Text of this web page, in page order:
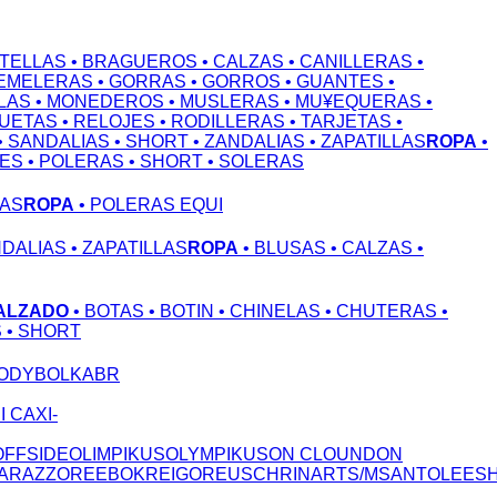
• BRAGUEROS • CALZAS • CANILLERAS •
• GORRAS • GORROS • GUANTES •
• MONEDEROS • MUSLERAS • MU¥EQUERAS •
• RELOJES • RODILLERAS • TARJETAS •
SANDALIAS • SHORT • ZANDALIAS • ZAPATILLAS ROPA •
• POLERAS • SHORT • SOLERAS
ROPA • POLERAS EQUI
• ZAPATILLAS ROPA • BLUSAS • CALZAS •
• BOTAS • BOTIN • CHINELAS • CHUTERAS •
• SHORT
BOLKABR
I CAX I-
OLIMPIKUSOLYMPIKUSON CLOUNDON
RAZZOREEBOKREIGOREUSCH RINARTS/MSANTOLEE